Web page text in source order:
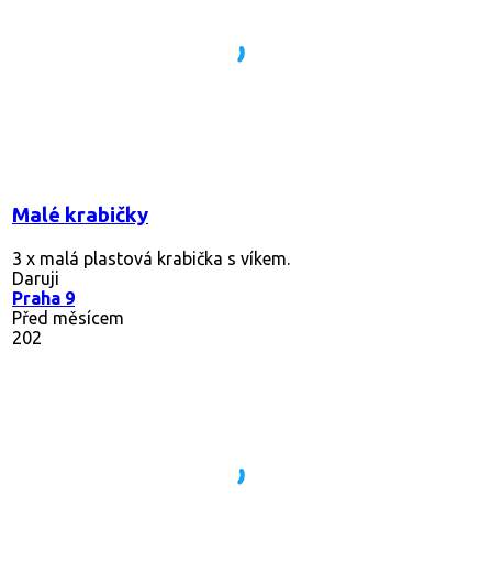
Malé krabičky
3 x malá plastová krabička s víkem.
Daruji
Praha 9
Před měsícem
202